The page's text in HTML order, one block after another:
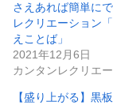
さえあれば簡単に
レクリエーション
えことば」
2021年12月6日
カンタンレクリエ
【盛り上がる】黒